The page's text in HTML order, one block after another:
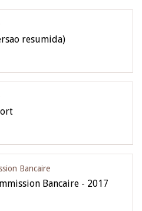
resumida)
Bancaire
Bancaire - 2017